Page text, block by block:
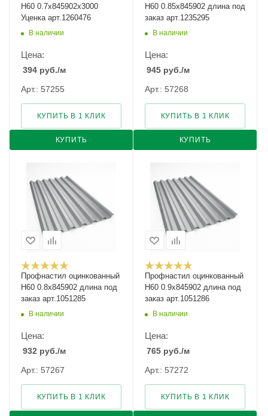
Н60 0.7х845902х3000
Уценка арт.1260476
В наличии
Цена:
394 руб./м
Арт.: 57255
КУПИТЬ
КУПИТЬ В 1 КЛИК
Н60 0.85х845902 длина под
заказ арт.1235295
В наличии
Цена:
945 руб./м
Арт.: 57268
КУПИТЬ
КУПИТЬ В 1 КЛИК
Профнастил оцинкованный
Н60 0.8х845902 длина под
заказ арт.1051285
В наличии
Цена:
932 руб./м
Арт.: 57267
КУПИТЬ В 1 КЛИК
Профнастил оцинкованный
Н60 0.9х845902 длина под
заказ арт.1051286
В наличии
Цена:
765 руб./м
Арт.: 57272
КУПИТЬ В 1 КЛИК